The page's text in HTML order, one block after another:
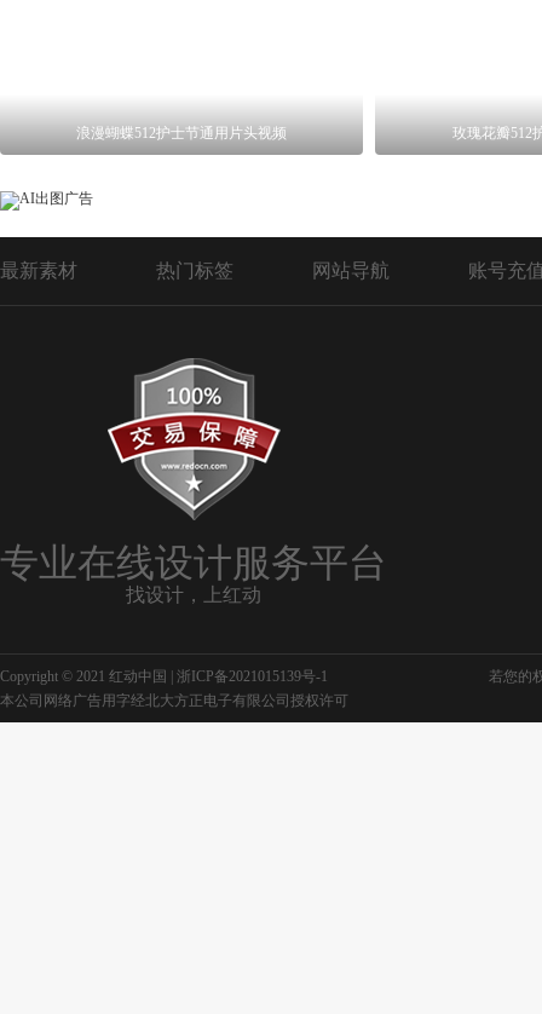
浪漫蝴蝶512护士节通用片头视频 玫瑰花瓣512
最新素材 热门标签 网站导航 账号充
专业在线设计服务平台
找设计，上红动
Copyright © 2021 红动中国 | 浙ICP备2021015139号-1
若您的
本公司网络广告用字经北大方正电子有限公司授权许可